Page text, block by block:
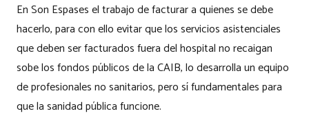
En Son Espases el trabajo de facturar a quienes se debe
hacerlo, para con ello evitar que los servicios asistenciales
que deben ser facturados fuera del hospital no recaigan
sobe los fondos públicos de la CAIB, lo desarrolla un equipo
de profesionales no sanitarios, pero sí fundamentales para
que la sanidad pública funcione.